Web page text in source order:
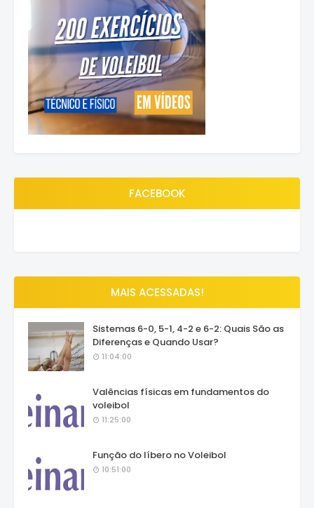
FACEBOOK
MAIS ACESSADAS!
Sistemas 6-0, 5-1, 4-2 e 6-2: Quais São as
Diferenças e Quando Usar?
11:04:00
Valências físicas em fundamentos do
voleibol
11:25:00
Função do líbero no Voleibol
10:51:00